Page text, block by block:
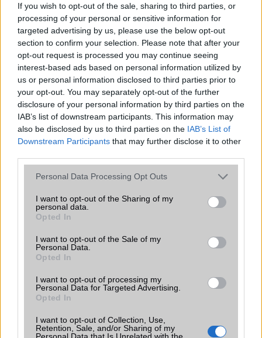
If you wish to opt-out of the sale, sharing to third parties, or
processing of your personal or sensitive information for
targeted advertising by us, please use the below opt-out
section to confirm your selection. Please note that after your
opt-out request is processed you may continue seeing
interest-based ads based on personal information utilized by
us or personal information disclosed to third parties prior to
your opt-out. You may separately opt-out of the further
disclosure of your personal information by third parties on the
IAB’s list of downstream participants. This information may
also be disclosed by us to third parties on the IAB’s List of
Downstream Participants that may further disclose it to other
Please note that this website/app uses one or more Google
not limited to your visit or usage behaviour. You may click to
grant or deny consent to Google and its third-party tags to
use your data for below specified purposes in below Google
consent section.
Personal Data Processing Opt Outs
I want to opt-out of the Sharing of my
personal data.
Opted In
I want to opt-out of the Sale of my
Personal Data.
Opted In
I want to opt-out of processing my
Personal Data for Targeted Advertising.
Opted In
I want to opt-out of Collection, Use,
Retention, Sale, and/or Sharing of my
Personal Data that Is Unrelated with the
2026.06.14| Android Police
Sok felhasználó külön alkalmazásokra esküszik, pedig az
Android már évek óta olyan intelligens funkciókat kínál,
amelyek maguktól dolgoznak a háttérben.
Ez a rejtett Samsung funkció teljesen
megváltoztatja a mobilhasználatot –
sokan mégsem tudnak róla
2026.07.12| Android Central
Az Edge Panel az egyik leghasznosabb funkció, amely
jelentősen felgyorsítja a mindennapi használatot,
KAPCSOLÓDÓ HÍREK
iPhone 5S és iPhone 6 pletykák
iPhone 12 pletyi - ProMotion és új FaceID
es kamerával!